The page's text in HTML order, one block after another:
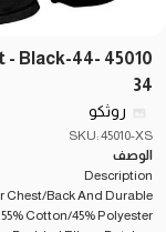
- Black-44-
34
روثكو
SKU: 45010-XS
الوصف
Description
Chest/Back And Durable
55% Cotton/45% Polyester